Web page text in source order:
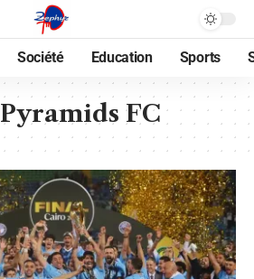
Société Education Sports
Pyramids FC